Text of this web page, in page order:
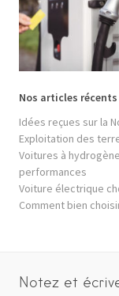
Nos articles
Idées reçues sur la
Exploitation des
Voitures à
performances
Voiture électrique
Comment bien
Notez et